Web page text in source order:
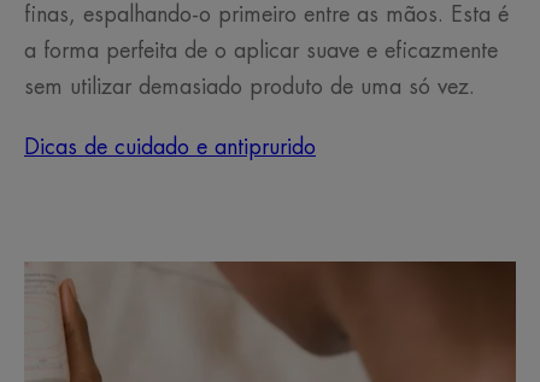
finas, espalhando-o primeiro entre as mãos. Esta é
a forma perfeita de o aplicar suave e eficazmente
sem utilizar demasiado produto de uma só vez.
Dicas de cuidado e antiprurido